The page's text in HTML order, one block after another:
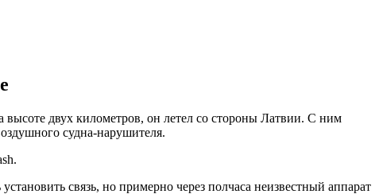
двух километров, он летел со стороны Латвии. С ним
судна-нарушителя.
связь, но примерно через полчаса неизвестный аппарат